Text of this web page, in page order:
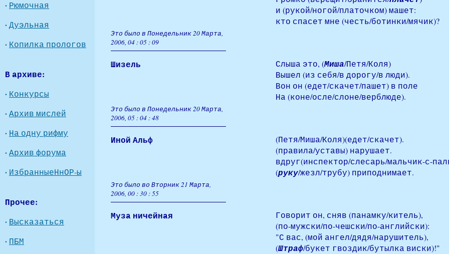
· Рюмочная
·Дуэльная
· Копилка прологов
В архиве:
· Конкурсы
·Архив мислей
· На одну рифму
·Архив форума
· ИзбранныеНнОР-ы
Прочее:
· Высказаться
· ПБМ
и (рукой/ногой/платочком) машет:
кто спасет мне (честь/ботинки/мячик)?
Это было в Понедельник 20 Марта,
2006, 04 : 05 : 09
Шизель Слыша это, (Миша/Петя/Коля)
Вышел (из себя/в дорогу/в люди).
Вон он (едет/скачет/пашет) в поле
На (коне/осле/слоне/верблюде).
Это было в Понедельник 20 Марта,
2006, 05 : 04 : 48
Иной Альф
(Петя/Миша/Коля)(едет/скачет).
(правила/уставы) нарушает.
вдруг(инспектор/слесарь/мальчик-с-
(руку/жезл/трубу) приподнимает.
Это было во Вторник 21 Марта,
2006, 00 : 30 : 55
Муза ничейная
Говорит он, сняв (панамку/китель),
(по-мужски/по-чешски/по-английски):
"С вас, (мой ангел/дядя/нарушитель),
(Штраф/букет гвоздик/бутылка виски)!"